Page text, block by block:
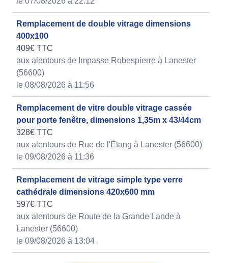
Remplacement de double vitrage dimensions
400x100
409€ TTC
aux alentours de Impasse Robespierre à Lanester
(56600)
le 08/08/2026 à 11:56
Remplacement de vitre double vitrage cassée
pour porte fenêtre, dimensions 1,35m x 43/44cm
328€ TTC
aux alentours de Rue de l'Étang à Lanester (56600)
le 09/08/2026 à 11:36
Remplacement de vitrage simple type verre
cathédrale dimensions 420x600 mm
597€ TTC
aux alentours de Route de la Grande Lande à
Lanester (56600)
le 09/08/2026 à 13:04